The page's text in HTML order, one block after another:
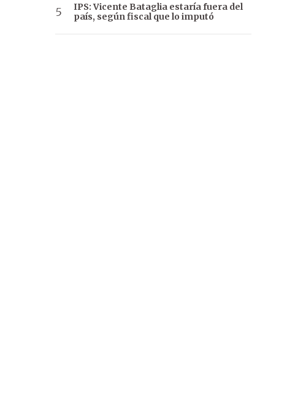
IPS: Vicente Bataglia estaría fuera del
país, según fiscal que lo imputó